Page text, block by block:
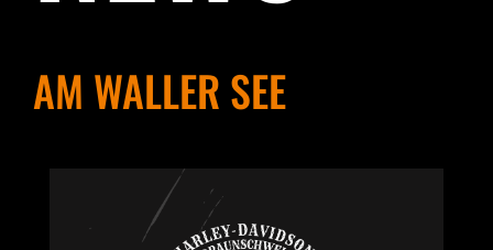
AM WALLER SEE